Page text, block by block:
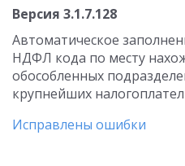
Версия 3.1.7.128
Автоматическое
НДФЛ кода по месту
обособленных
крупнейших
Исправлены ошибки